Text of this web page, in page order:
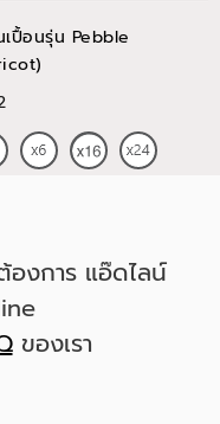
เปื้อนรุ่น Pebble
งการ แอ๊ดไลน์
ของเรา